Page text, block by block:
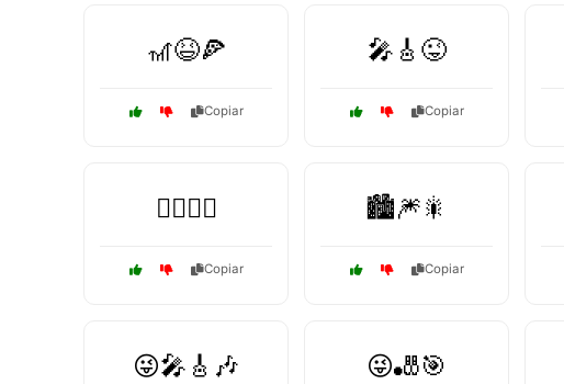
🎢😆🍕
Copiar
🎤🎸😜
Copiar
🏄‍♂️🌊🤪
Copiar
🏙️🎆🎇
Copiar
😜🎤🎸🎶 😜🎳🎯